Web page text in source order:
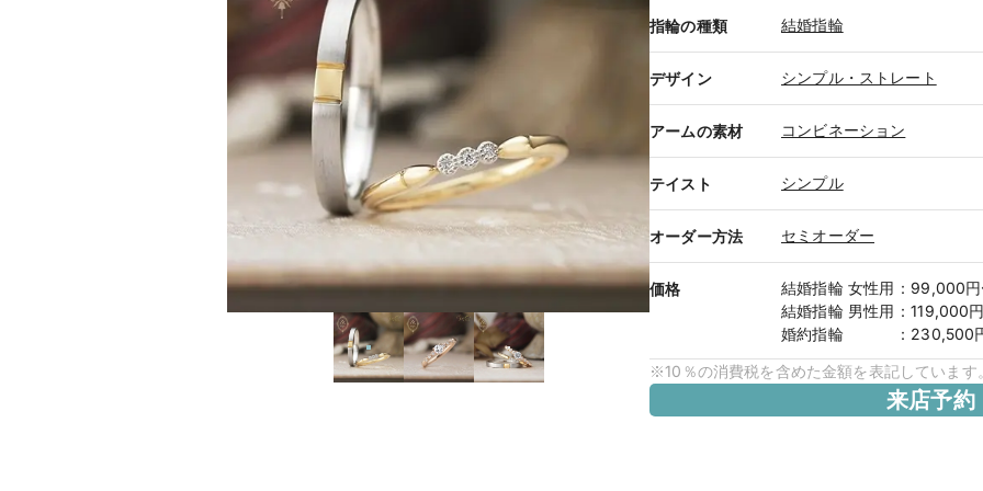
指輪の種類 結婚指輪
デザイン シンプル・ストレート
アームの素材 コンビネーション
テイスト シンプル
オーダー方法 セミオーダー
価格 結婚指輪 女性用 ：99,000円
結婚指輪 男性用 ：119,000
婚約指輪
： 230,500
※10％の消費税を含めた金額を表記しています。
来店予約